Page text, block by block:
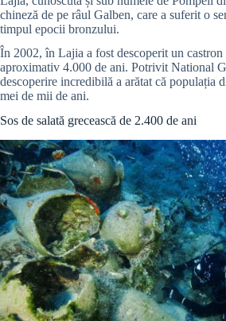
chineză de pe râul Galben, care a suferit o
timpul epocii bronzului.
În 2002, în Lajia a fost descoperit un castron
aproximativ 4.000 de ani. Potrivit National
descoperire incredibilă a arătat că populația
mei de mii de ani.
Sos de salată grecească de 2.400 de ani